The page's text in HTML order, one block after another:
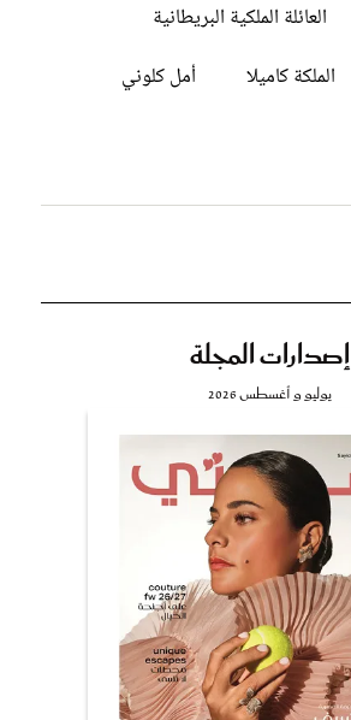
العائلة الملكية البريطانية
الملكة كاميلا
أمل كلوني
إصدارات المجلة
يوليو و أغسطس 2026